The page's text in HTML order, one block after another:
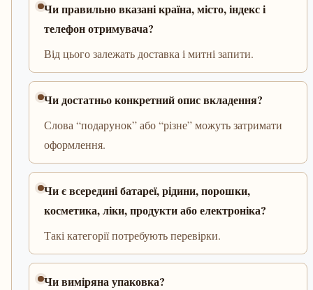
Чи правильно вказані країна, місто, індекс і
телефон отримувача?
Від цього залежать доставка і митні запити.
Чи достатньо конкретний опис вкладення?
Слова “подарунок” або “різне” можуть затримати
оформлення.
Чи є всередині батареї, рідини, порошки,
косметика, ліки, продукти або електроніка?
Такі категорії потребують перевірки.
Чи виміряна упаковка?